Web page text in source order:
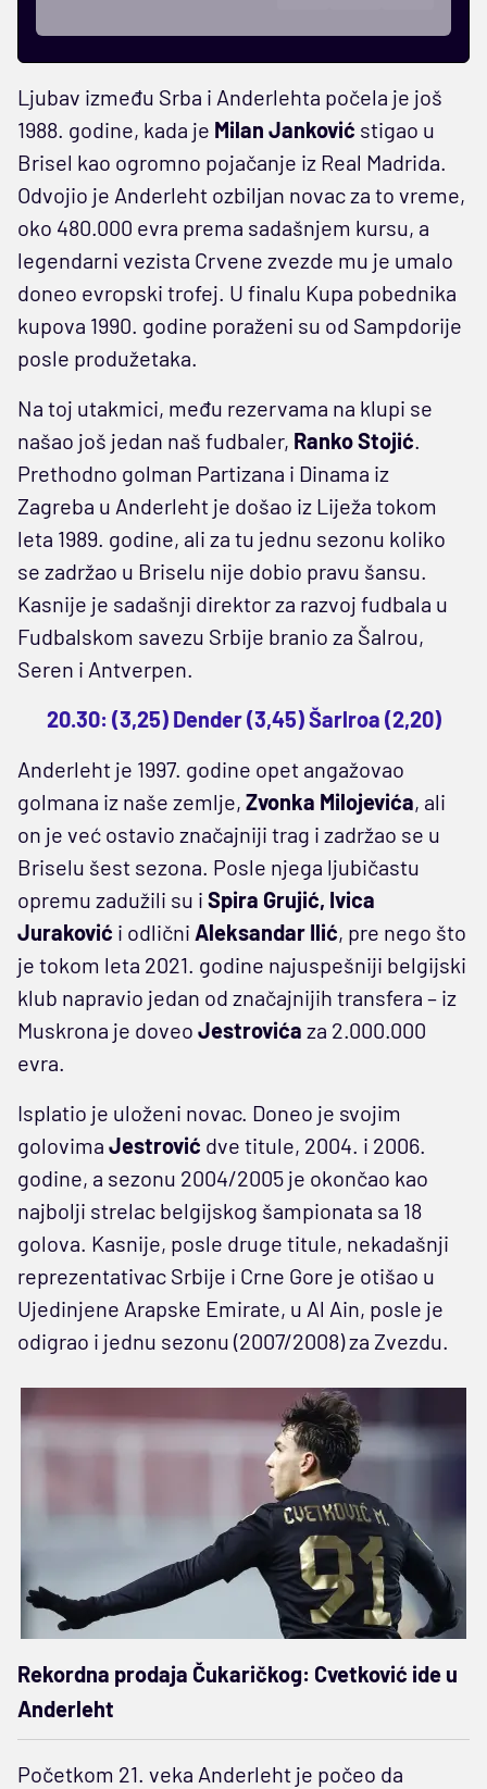
Ljubav između Srba i Anderlehta počela je još
1988. godine, kada je Milan Janković stigao u
Brisel kao ogromno pojačanje iz Real Madrida.
Odvojio je Anderleht ozbiljan novac za to vreme,
oko 480.000 evra prema sadašnjem kursu, a
legendarni vezista Crvene zvezde mu je umalo
doneo evropski trofej. U finalu Kupa pobednika
kupova 1990. godine poraženi su od Sampdorije
posle produžetaka.
Na toj utakmici, među rezervama na klupi se
našao još jedan naš fudbaler, Ranko Stojić.
Prethodno golman Partizana i Dinama iz
Zagreba u Anderleht je došao iz Liježa tokom
leta 1989. godine, ali za tu jednu sezonu koliko
se zadržao u Briselu nije dobio pravu šansu.
Kasnije je sadašnji direktor za razvoj fudbala u
Fudbalskom savezu Srbije branio za Šalrou,
Seren i Antverpen.
20.30: (3,25) Dender (3,45) Šarlroa (2,20)
Anderleht je 1997. godine opet angažovao
golmana iz naše zemlje, Zvonka Milojevića, ali
on je već ostavio značajniji trag i zadržao se u
Briselu šest sezona. Posle njega ljubičastu
opremu zadužili su i Spira Grujić, Ivica
Juraković i odlični Aleksandar Ilić, pre nego što
je tokom leta 2021. godine najuspešniji belgijski
klub napravio jedan od značajnijih transfera – iz
Muskrona je doveo Jestrovića za 2.000.000
evra.
Isplatio je uloženi novac. Doneo je svojim
golovima Jestrović dve titule, 2004. i 2006.
godine, a sezonu 2004/2005 je okončao kao
najbolji strelac belgijskog šampionata sa 18
golova. Kasnije, posle druge titule, nekadašnji
reprezentativac Srbije i Crne Gore je otišao u
Ujedinjene Arapske Emirate, u Al Ain, posle je
odigrao i jednu sezonu (2007/2008) za Zvezdu.
Rekordna prodaja Čukaričkog: Cvetković ide u
Anderleht
Početkom 21. veka Anderleht je počeo da